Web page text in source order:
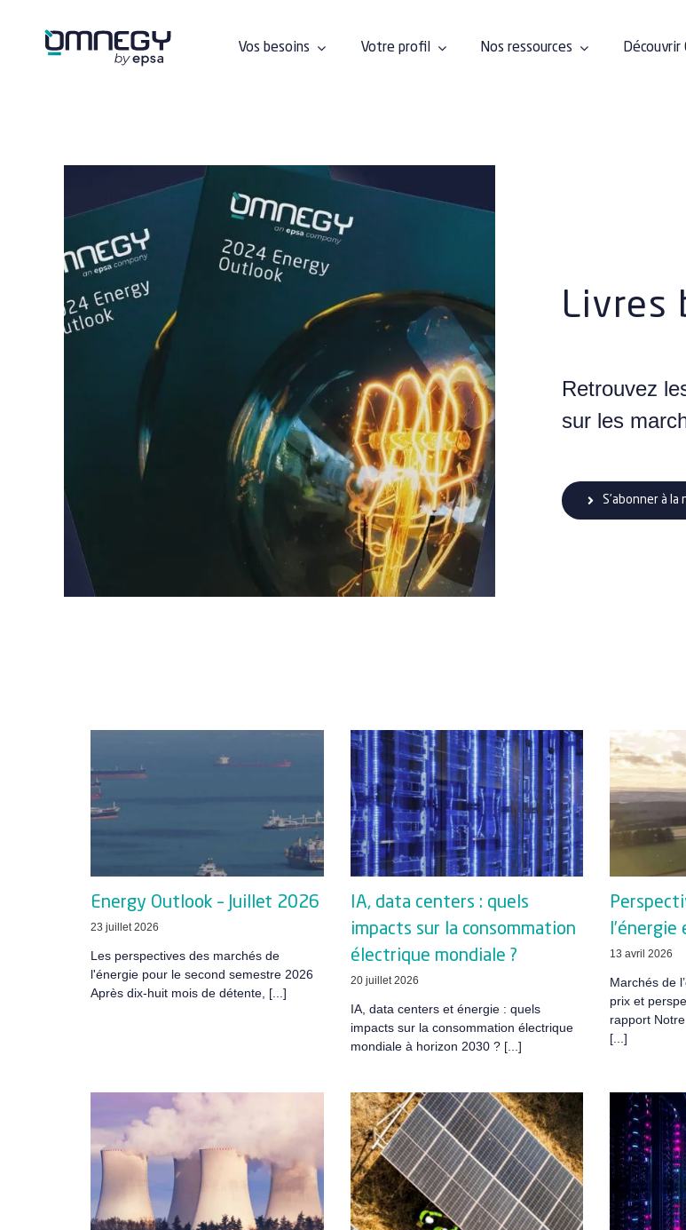
Vos besoins Votre profil Nos ressources Découvrir
Livres
Retrouvez
sur les
S’abonner à
Energy Outlook – Juillet 2026
23 juillet 2026
Les perspectives des marchés de
l'énergie pour le second semestre 2026
Après dix-huit mois de détente, [...]
IA, data centers : quels
impacts sur la consommation
électrique mondiale ?
20 juillet 2026
IA, data centers et énergie : quels
impacts sur la consommation électrique
mondiale à horizon 2030 ? [...]
l’énergie
13 avril 2026
Marchés de
prix et
rapport
[...]